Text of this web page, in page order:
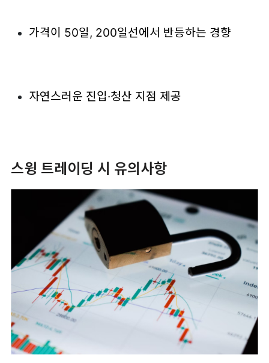
가격이 50일, 200일선에서 반등하는 경향
자연스러운 진입·청산 지점 제공
스윙 트레이딩 시 유의사항